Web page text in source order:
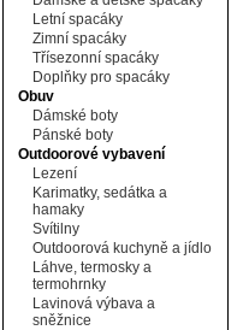
Letní spacáky
Zimní spacáky
Třísezonní spacáky
Doplňky pro spacáky
Obuv
Dámské boty
Pánské boty
Outdoorové vybavení
Lezení
Karimatky, sedátka a
hamaky
Svítilny
Outdoorová kuchyně a jídlo
Láhve, termosky a
termohrnky
Lavinová výbava a
sněžnice